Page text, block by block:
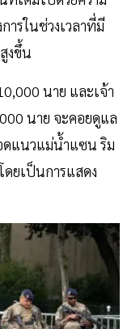
ารในช่วงเวลาที่มี
งขึ้น
นาย และเจ้า
นาย จะคอยดูแล
ดแนวแม่น้ำแซน ริม
ยเป็นการแสดง